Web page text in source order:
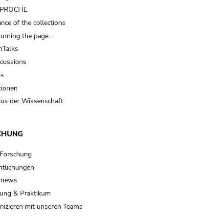
of the collections
the page…
der Wissenschaft
& Praktikum
mit unseren Teams